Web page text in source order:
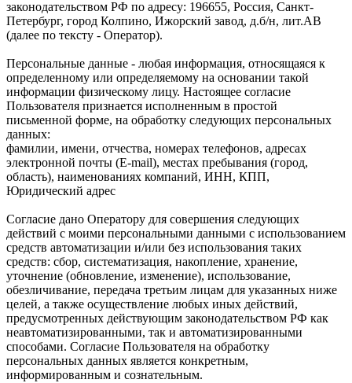
законодательством РФ по адресу: 196655, Россия, Санкт-
Петербург, город Колпино, Ижорский завод, д.б/н, лит.АВ
(далее по тексту - Оператор).
Персональные данные - любая информация, относящаяся к
определенному или определяемому на основании такой
информации физическому лицу. Настоящее согласие
Пользователя признается исполненным в простой
письменной форме, на обработку следующих персональных
данных:
фамилии, имени, отчества, номерах телефонов, адресах
электронной почты (E-mail), местах пребывания (город,
область), наименованиях компаний, ИНН, КПП,
Юридический адрес
Согласие дано Оператору для совершения следующих
действий с моими персональными данными с использованием
средств автоматизации и/или без использования таких
средств: сбор, систематизация, накопление, хранение,
уточнение (обновление, изменение), использование,
обезличивание, передача третьим лицам для указанных ниже
целей, а также осуществление любых иных действий,
предусмотренных действующим законодательством РФ как
неавтоматизированными, так и автоматизированными
способами. Согласие Пользователя на обработку
персональных данных является конкретным,
информированным и сознательным.